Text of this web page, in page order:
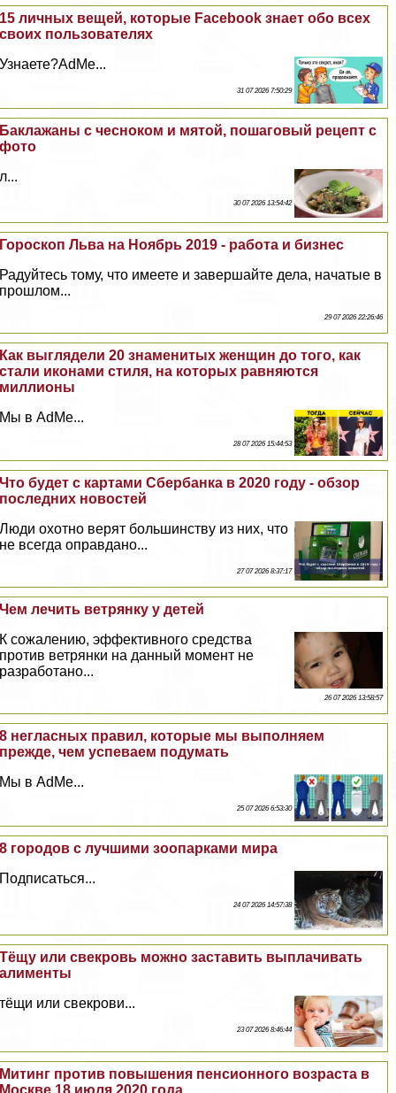
15 личных вещей, которые Facebook знает обо всех
своих пользователях
Узнаете?AdMe...
31 07 2026 7:50:29
Баклажаны с чесноком и мятой, пошаговый рецепт с
фото
л...
30 07 2026 13:54:42
Гороскоп Льва на Ноябрь 2019 - работа и бизнес
Радуйтесь тому, что имеете и завершайте дела, начатые в
прошлом...
29 07 2026 22:26:46
Как выглядели 20 знаменитых женщин до того, как
стали иконами стиля, на которых равняются
миллионы
Мы в AdMe...
28 07 2026 15:44:53
Что будет с картами Сбербанка в 2020 году - обзор
последних новостей
Люди охотно верят большинству из них, что
не всегда оправдано...
27 07 2026 8:37:17
Чем лечить ветрянку у детей
К сожалению, эффективного средства
против ветрянки на данный момент не
разработано...
26 07 2026 13:58:57
8 негласных правил, которые мы выполняем
прежде, чем успеваем подумать
Мы в AdMe...
25 07 2026 6:53:30
8 городов с лучшими зоопарками мира
Подписаться...
24 07 2026 14:57:38
Тёщу или свекровь можно заставить выплачивать
алименты
тёщи или свекрови...
23 07 2026 8:46:44
Митинг против повышения пенсионного возраста в